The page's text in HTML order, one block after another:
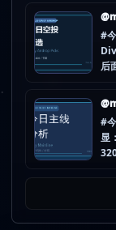
而
把...
#
后
都
投
#
显